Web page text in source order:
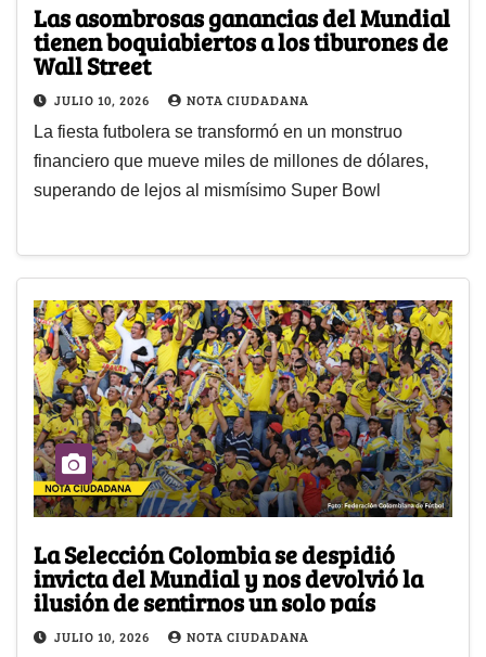
Las asombrosas ganancias del Mundial
tienen boquiabiertos a los tiburones de
Wall Street
JULIO 10, 2026 NOTA CIUDADANA
La fiesta futbolera se transformó en un monstruo
financiero que mueve miles de millones de dólares,
superando de lejos al mismísimo Super Bowl
La Selección Colombia se despidió
invicta del Mundial y nos devolvió la
ilusión de sentirnos un solo país
JULIO 10, 2026 NOTA CIUDADANA